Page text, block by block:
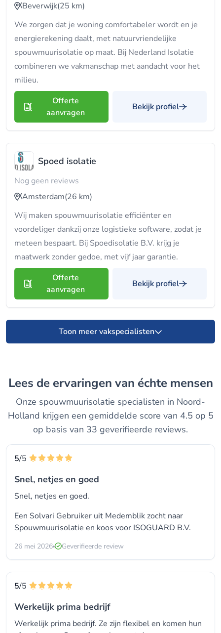
Beverwijk(25 km)
We zorgen dat je woning comfortabeler wordt en je
energierekening daalt, met natuurvriendelijke
spouwmuurisolatie op maat. Bij Nederland Isolatie
combineren we vakmanschap met aandacht voor het
milieu.
Offerte
aanvragen
Bekijk profiel
Spoed isolatie
Nog geen reviews
Amsterdam(26 km)
Wij maken spouwmuurisolatie efficiënter en
voordeliger dankzij onze logistieke software, zodat je
meteen bespaart. Bij Spoedisolatie B.V. krijg je
maatwerk zonder gedoe, met vijf jaar garantie.
Offerte
aanvragen
Bekijk profiel
Toon meer vakspecialisten
Lees de ervaringen van échte mensen
Onze spouwmuurisolatie specialisten in Noord-
Holland krijgen een gemiddelde score van 4.5 op 5
op basis van 33 geverifieerde reviews.
5/5
Snel, netjes en goed
Snel, netjes en goed.
Een Solvari Gebruiker uit Medemblik zocht naar
Spouwmuurisolatie en koos voor ISOGUARD B.V.
26 mei 2026 Geverifieerde review
5/5
Werkelijk prima bedrijf
Werkelijk prima bedrijf. Ze zijn flexibel en komen hun